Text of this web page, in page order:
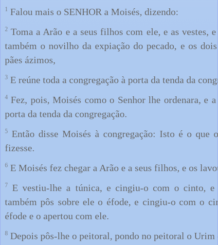
1 Falou mais o SENHOR a Moisés, dizendo:
2 Toma a Arão e a seus filhos com ele, e as vestes,
também o novilho da expiação do pecado, e os
pães ázimos,
3 E reúne toda a congregação à porta da tenda da
4 Fez, pois, Moisés como o Senhor lhe ordenara, e
porta da tenda da congregação.
5 Então disse Moisés à congregação: Isto é o que
fizesse.
6 E Moisés fez chegar a Arão e a seus filhos, e os
7
E vestiu-lhe a túnica, e cingiu-o com o cinto, e
também pôs sobre ele o éfode, e cingiu-o com o
éfode e o apertou com ele.
8 Depois pôs-lhe o peitoral, pondo no peitoral o